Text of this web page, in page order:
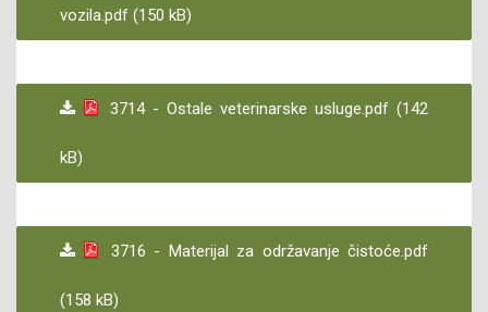
vozila.pdf (150 kB)
3714 - Ostale veterinarske usluge.pdf (142
kB)
3716 - Materijal za održavanje čistoće.pdf
(158 kB)